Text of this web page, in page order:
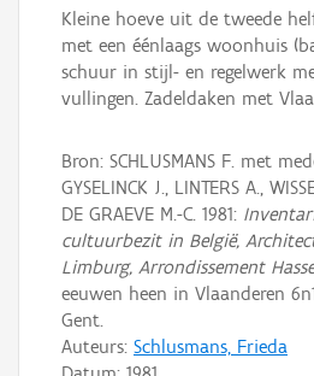
Kleine hoeve uit de tweede
met een éénlaags woonhuis
schuur in stijl- en regelwerk
vullingen. Zadeldaken met
Bron: SCHLUSMANS F. met
GYSELINCK J., LINTERS A.,
DE GRAEVE M.-C. 1981:
cultuurbezit in België,
Limburg, Arrondissement
eeuwen heen in Vlaanderen
Gent.
Auteurs: Schlusmans, Frieda